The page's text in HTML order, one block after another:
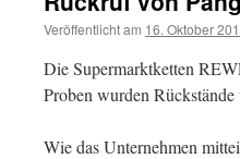
Veröffentlicht am 16. Oktober
Die Supermarktketten
Proben wurden
Wie das Unternehmen